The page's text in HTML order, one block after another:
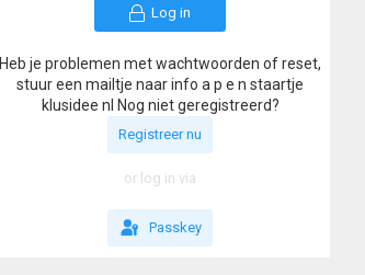
Log in
Heb je problemen met wachtwoorden of reset,
stuur een mailtje naar info a p e n staartje
klusidee nl Nog niet geregistreerd?
Registreer nu
or log in via
Passkey